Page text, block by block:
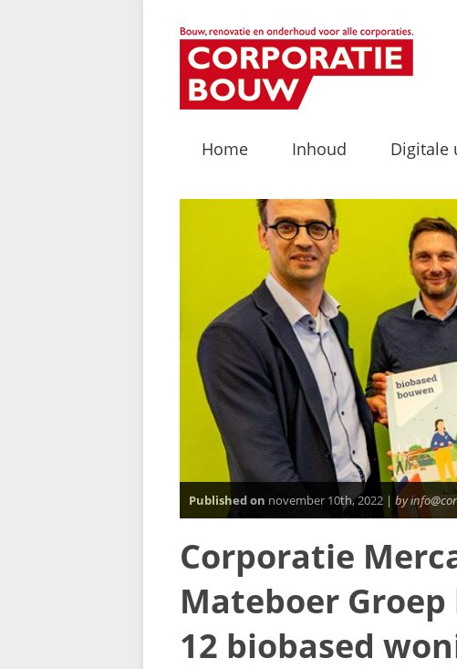
Home Inhoud Digitale
Published on november 10th, 2022 | by
Corporatie
Mateboer
12 biobased